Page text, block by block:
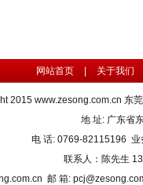
网站首页 关于我们
2015 www.zesong.com.cn 东
地 址: 广东省
电 话: 0769-82115196
联系人：陈先生
邮 箱: